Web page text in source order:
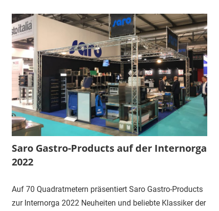
Saro Gastro-Products auf der Internorga
2022
Auf 70 Quadratmetern präsentiert Saro Gastro-Products
zur Internorga 2022 Neuheiten und beliebte Klassiker der